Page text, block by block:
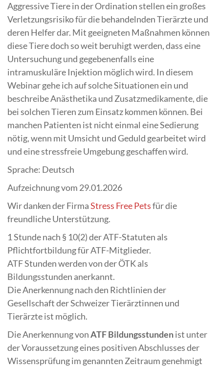
Aggressive Tiere in der Ordination stellen ein großes
Verletzungsrisiko für die behandelnden Tierärzte und
deren Helfer dar. Mit geeigneten Maßnahmen können
diese Tiere doch so weit beruhigt werden, dass eine
Untersuchung und gegebenenfalls eine
intramuskuläre Injektion möglich wird. In diesem
Webinar gehe ich auf solche Situationen ein und
beschreibe Anästhetika und Zusatzmedikamente, die
bei solchen Tieren zum Einsatz kommen können. Bei
manchen Patienten ist nicht einmal eine Sedierung
nötig, wenn mit Umsicht und Geduld gearbeitet wird
und eine stressfreie Umgebung geschaffen wird.
Sprache: Deutsch
Aufzeichnung vom 29.01.2026
Wir danken der FirmaStress Free Petsfür die
freundliche Unterstützung.
1 Stunde nach § 10(2) der ATF-Statuten als
Pflichtfortbildung für ATF-Mitglieder.
ATF Stunden werden von der ÖTK als
Bildungsstunden anerkannt.
Die Anerkennung nach den Richtlinien der
Gesellschaft der Schweizer Tierärztinnen und
Tierärzte ist möglich.
Die Anerkennung vonATF Bildungsstundenist unter
der Voraussetzung eines positiven Abschlusses der
Wissensprüfung im genannten Zeitraum genehmigt